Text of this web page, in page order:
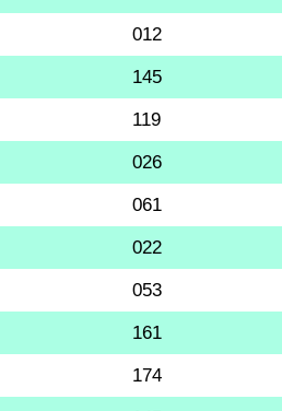
012
145
119
026
061
022
053
161
174